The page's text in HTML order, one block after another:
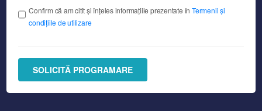
Confirm că am citit și înțeles informațiile prezentate înTermenii și
condițiile de utilizare
SOLICITĂ PROGRAMARE